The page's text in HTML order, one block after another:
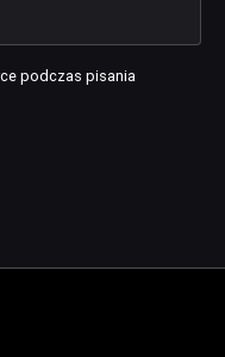
podczas pisania